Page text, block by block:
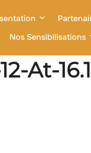
Nos Sensibilisations
At-